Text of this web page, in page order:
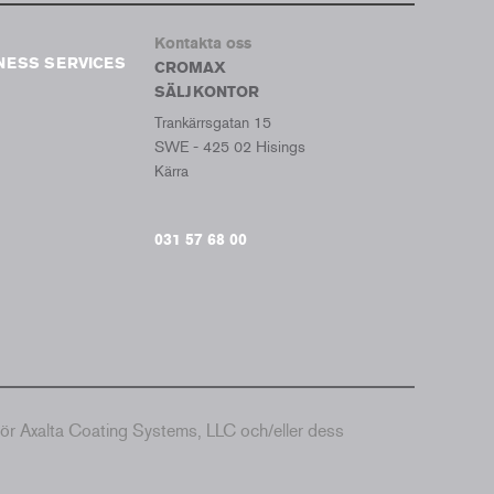
SERVICES
Kontakta oss
CROMAX
SÄLJKONTOR
Trankärrsgatan 15
SWE - 425 02 Hisings
Kärra
031 57 68 00
Axalta Coating Systems, LLC och/eller dess